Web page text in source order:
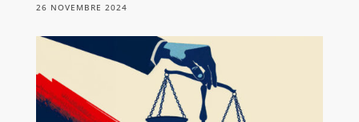
26 NOVEMBRE 2024